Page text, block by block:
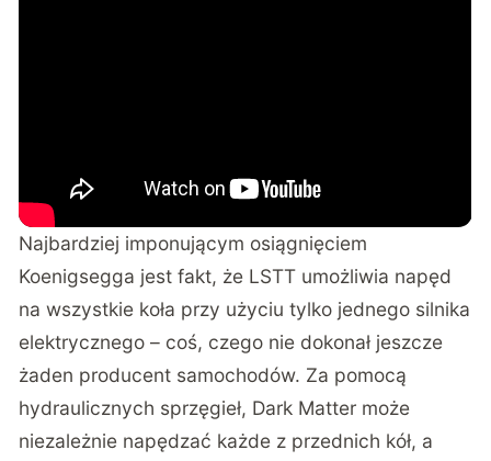
Najbardziej imponującym osiągnięciem
Koenigsegga jest fakt, że LSTT umożliwia napęd
na wszystkie koła przy użyciu tylko jednego silnika
elektrycznego – coś, czego nie dokonał jeszcze
żaden producent samochodów. Za pomocą
hydraulicznych sprzęgieł, Dark Matter może
niezależnie napędzać każde z przednich kół, a